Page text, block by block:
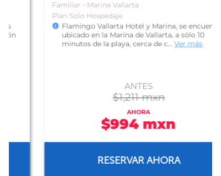
Familiar - Marina Vallarta
Plan Solo Hospedaje
Flamingo Vallarta Hotel y Marina, se encuentra
ubicado en la Marina de Vallarta, a sólo 10
minutos de la playa, cerca de c...Ver más
ANTES
$1,211 mxn
$994 mxn
RESERVAR AHORA